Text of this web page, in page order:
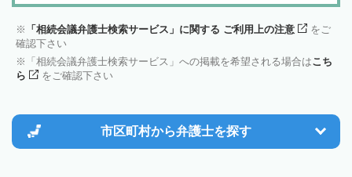
「相続会議弁護士検索サービス」に関する ご利用上の注意
をご
確認下さい
「相続会議弁護士検索サービス」への掲載を希望される場合はこち
ら
をご確認下さい
市区町村から弁護士を探す